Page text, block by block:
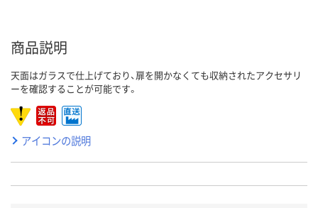
商品説明
天面はガラスで仕上げており、扉を開かなくても収納されたアクセサリ
ーを確認することが可能です。
アイコンの説明